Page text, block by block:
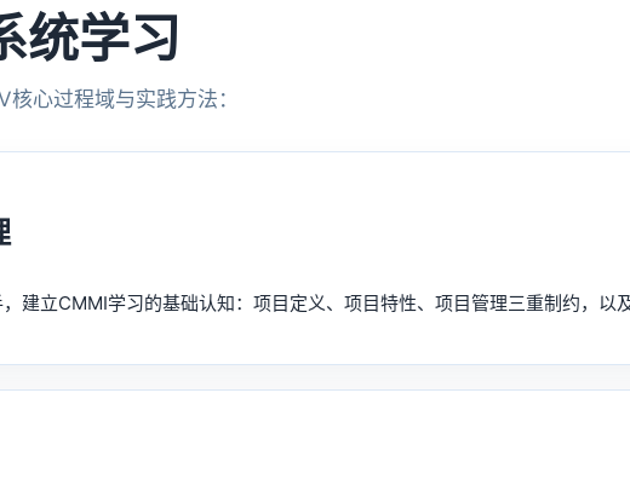
统学习
心过程域与实践方法：
建立CMMI学习的基础认知：项目定义、项目特性、项目管理三重制约，以